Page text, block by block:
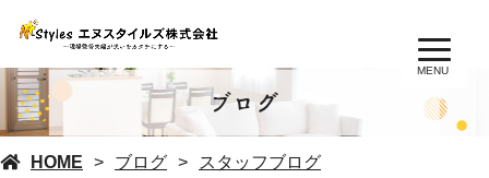
MENU
ブログ
HOME ブログ
スタッフブログ